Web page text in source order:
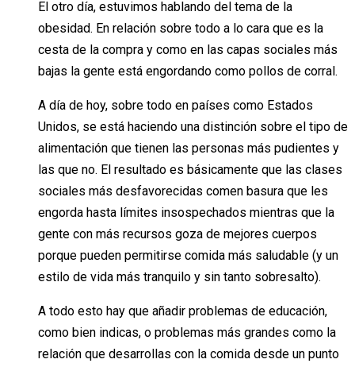
El otro día, estuvimos hablando del tema de la
obesidad. En relación sobre todo a lo cara que es la
cesta de la compra y como en las capas sociales más
bajas la gente está engordando como pollos de corral.
A día de hoy, sobre todo en países como Estados
Unidos, se está haciendo una distinción sobre el tipo de
alimentación que tienen las personas más pudientes y
las que no. El resultado es básicamente que las clases
sociales más desfavorecidas comen basura que les
engorda hasta límites insospechados mientras que la
gente con más recursos goza de mejores cuerpos
porque pueden permitirse comida más saludable (y un
estilo de vida más tranquilo y sin tanto sobresalto).
A todo esto hay que añadir problemas de educación,
como bien indicas, o problemas más grandes como la
relación que desarrollas con la comida desde un punto